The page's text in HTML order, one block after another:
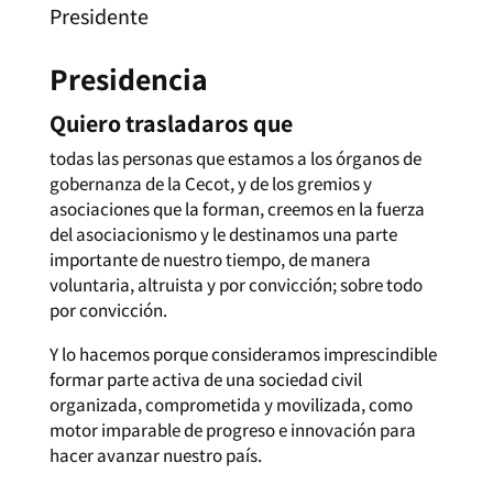
Presidente
Presidencia
Quiero trasladaros que
todas las personas que estamos a los órganos de
gobernanza de la Cecot, y de los gremios y
asociaciones que la forman, creemos en la fuerza
del asociacionismo y le destinamos una parte
importante de nuestro tiempo, de manera
voluntaria, altruista y por convicción; sobre todo
por convicción.
Y lo hacemos porque consideramos imprescindible
formar parte activa de una sociedad civil
organizada, comprometida y movilizada, como
motor imparable de progreso e innovación para
hacer avanzar nuestro país.